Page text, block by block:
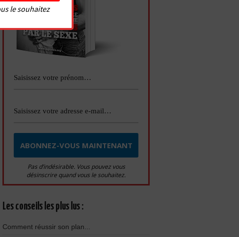
Pas d’indésirable. Vous pouvez vous
désinscrire quand vous le souhaitez.
Les conseils les plus lus :
Comment réussir son plan...
le souhaitez